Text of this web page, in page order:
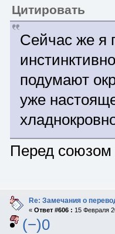
Цитировать
Сейчас же я
подумают
уже
Перед союзом
Re: Замечания о
« Ответ #606 : 15 Февраля
(−)0